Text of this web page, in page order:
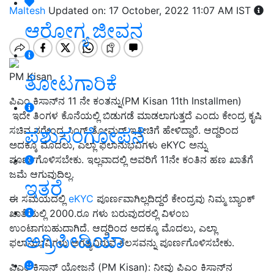
ಆರೋಗ್ಯ ಜೀವನ
ತೋಟಗಾರಿಕೆ
ಪಶುಸಂಗೋಪನೆ
ಇತರೆ
ಅಗ್ರಿಪೀಡಿಯಾ
Maltesh Updated on: 17 October, 2022 11:07 AM IST
PM Kisan
ಪಿಎಂ ಕಿಸಾನ್‌ನ 11 ನೇ ಕಂತನ್ನು(PM Kisan 11th Installmen)
ಇದೇ ತಿಂಗಳ ಕೊನೆಯಲ್ಲಿ ಬಿಡುಗಡೆ ಮಾಡಲಾಗುತ್ತದೆ ಎಂದು ಕೇಂದ್ರ ಕೃಷಿ
ಸಚಿವ ನರೇಂದ್ರ ಸಿಂಗ್‌ ತೋಮರ್‌ ಇತ್ತೀಚಿಗೆ ಹೇಳಿದ್ದಾರೆ. ಆದ್ದರಿಂದ
ಅದಕ್ಕೂ ಮೊದಲು, ಎಲ್ಲಾ ಫಲಾನುಭವಿಗಳು eKYC ಅನ್ನು
ಪೂರ್ಣಗೊಳಿಸಬೇಕು. ಇಲ್ಲವಾದಲ್ಲಿ ಅವರಿಗೆ 11ನೇ ಕಂತಿನ ಹಣ ಖಾತೆಗೆ
ಜಮೆ ಆಗುವುದಿಲ್ಲ.
ಈ ಸಮಯದಲ್ಲಿ eKYC ಪೂರ್ಣವಾಗಿಲ್ಲದಿದ್ದರೆ ಕೇಂದ್ರವು ನಿಮ್ಮ ಬ್ಯಾಂಕ್
ಖಾತೆಯಲ್ಲಿ 2000.ರೂ ಗಳು ಬರುವುದರಲ್ಲಿ ವಿಳಂಬ
ಉಂಟಾಗಬಹುದಾಗಿದೆ. ಆದ್ದರಿಂದ ಅದಕ್ಕೂ ಮೊದಲು, ಎಲ್ಲಾ
ಫಲಾನುಭವಿಗಳು ಅಗತ್ಯವಿರುವ ಕೆಲಸವನ್ನು ಪೂರ್ಣಗೊಳಿಸಬೇಕು.
ಪಿಎಂ ಕಿಸಾನ್ ಯೋಜನೆ (PM Kisan): ನೀವು ಪಿಎಂ ಕಿಸಾನ್‌ನ